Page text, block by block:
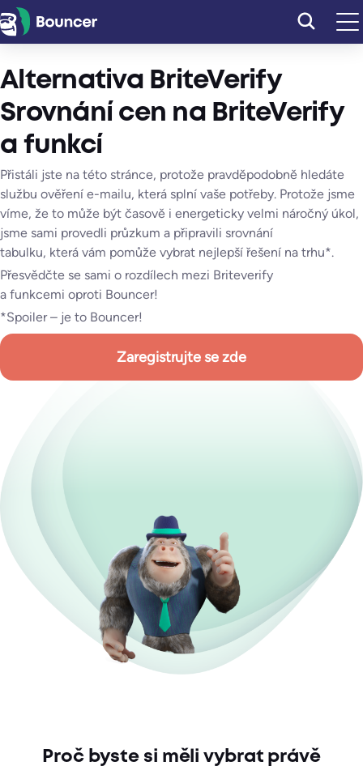
Přeskočit
na
Alternativa BriteVerify
Srovnání cen na BriteVerify
a funkcí
Přistáli jste na této stránce, protože pravděpodobně hledáte
službu ověření e-mailu, která splní vaše potřeby. Protože jsme
víme, že to může být časově i energeticky velmi náročný úkol,
jsme sami provedli průzkum a připravili srovnání
tabulku, která vám pomůže vybrat nejlepší řešení na trhu*.
Přesvědčte se sami o rozdílech mezi Briteverify
a funkcemi oproti Bouncer!
*Spoiler – je to Bouncer!
Zaregistrujte se zde
Proč byste si měli vybrat právě